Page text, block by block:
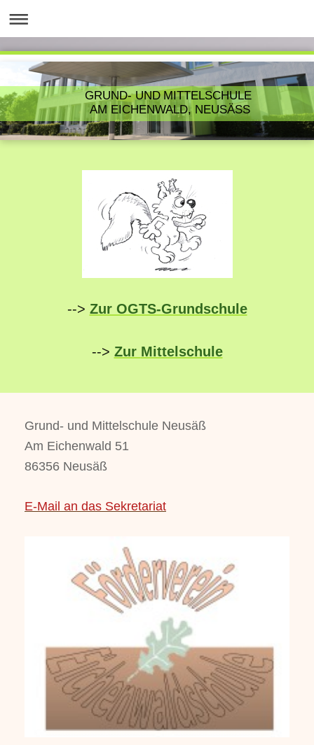
GRUND- UND MITTELSCHULE
AM EICHENWALD, NEUSÄSS
--> Zur OGTS-Grundschule
--> Zur Mittelschule
Grund- und Mittelschule Neusäß
Am Eichenwald 51
86356 Neusäß
E-Mail an das Sekretariat